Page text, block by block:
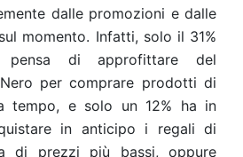
dalle promozioni e dalle
momento. Infatti, solo il 31%
pensa di approfittare del
per comprare prodotti di
tempo, e solo un 12% ha in
in anticipo i regali di
di prezzi più bassi, oppure